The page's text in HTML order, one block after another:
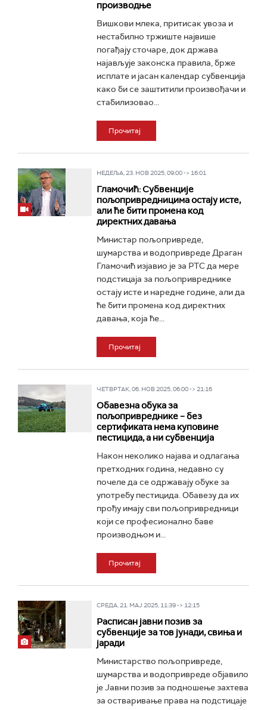
производње
Вишкови млека, притисак увоза и
нестабилно тржиште највише
погађају сточаре, док држава
најављује законска правила, брже
исплате и јасан календар субвенција
како би се заштитили произвођачи и
стабилизовао...
Прочитај
НЕДЕЉА, 23. НОВ 2025, 09:00 -> 16:01
Гламочић: Субвенције
пољопривредницима остају исте,
али ће бити промена код
директних давања
Министар пољопривреде,
шумарства и водопривреде Драган
Гламочић изјавио је за РТС да мере
подстицаја за пољопривреднике
остају исте и наредне године, али да
ће бити промена код директних
давања, која ће...
Прочитај
ЧЕТВРТАК, 06. НОВ 2025, 06:00 -> 21:16
Обавезна обука за
пољопривреднике – без
сертификата нема куповине
пестицида, а ни субвенција
Након неколико најава и одлагања
претходних година, недавно су
почеле да се одржавају обуке за
употребу пестицида. Обавезу да их
прођу имају сви пољопривредници
који се професионално баве
производњом и...
Прочитај
СРЕДА, 21. МАЈ 2025, 11:39 -> 12:15
Расписан јавни позив за
субвенције за тов јунади, свиња и
јаради
Министарство пољопривреде,
шумарства и водопривреде објавило
је Јавни позив за подношење захтева
за остваривање права на подстицаје